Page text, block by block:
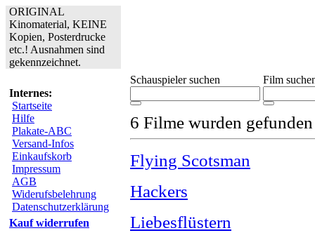
ORIGINAL
Kinomaterial, KEINE
Kopien, Posterdrucke
etc.! Ausnahmen sind
gekennzeichnet.
Internes:
Startseite
Hilfe
Plakate-ABC
Versand-Infos
Einkaufskorb
Impressum
AGB
Widerufsbelehrung
Datenschutzerklärung
Kauf widerrufen
Schauspieler suchen Film
6 Filme wurden
Flying Scotsman
Hackers
Liebesflüstern